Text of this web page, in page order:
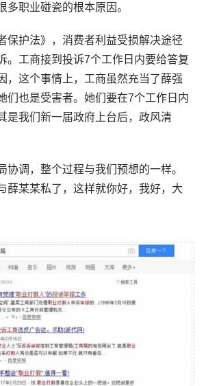
多职业碰瓷的根本原因。
保护法》，消费者利益受损解决途径
。工商接到投诉7个工作日内要给答复
，这个事情上，工商虽然充当了薛强
们也是受害者。她们要在7个工作日内
是我们新一届政府上台后，政风清
协调，整个过程与我们预想的一样。
薛某某私了，这样就你好，我好，大